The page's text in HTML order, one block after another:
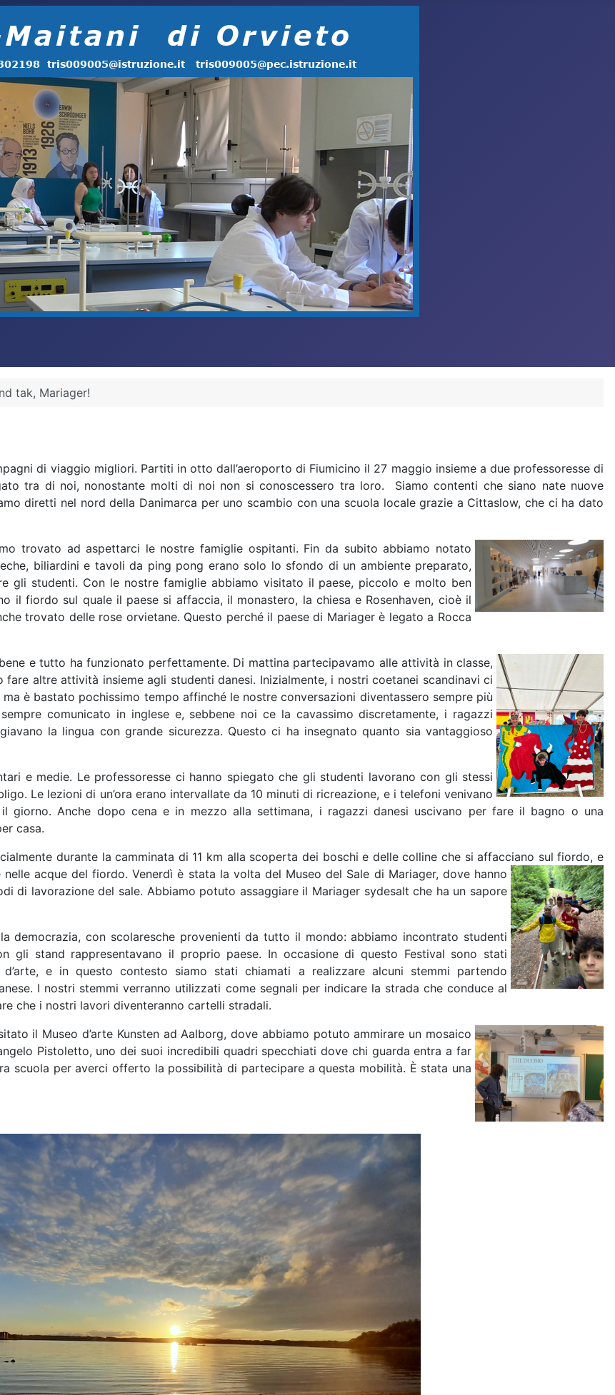
tak, Mariager!
di viaggio migliori. Partiti in otto dall’aeroporto di Fiumicino il 27 maggio insieme a due professoresse di
tra di noi, nonostante molti di noi non si conoscessero tra loro. Siamo contenti che siano nate nuove
diretti nel nord della Danimarca per uno scambio con una scuola locale grazie a Cittaslow, che ci ha dato
trovato ad aspettarci le nostre famiglie ospitanti. Fin da subito abbiamo notato
biliardini e tavoli da ping pong erano solo lo sfondo di un ambiente preparato,
gli studenti. Con le nostre famiglie abbiamo visitato il paese, piccolo e molto ben
il fiordo sul quale il paese si affaccia, il monastero, la chiesa e Rosenhaven, cioè il
trovato delle rose orvietane. Questo perché il paese di Mariager è legato a Rocca
e tutto ha funzionato perfettamente. Di mattina partecipavamo alle attività in classe,
altre attività insieme agli studenti danesi. Inizialmente, i nostri coetanei scandinavi ci
è bastato pochissimo tempo affinché le nostre conversazioni diventassero sempre più
comunicato in inglese e, sebbene noi ce la cavassimo discretamente, i ragazzi
la lingua con grande sicurezza. Questo ci ha insegnato quanto sia vantaggioso
e medie. Le professoresse ci hanno spiegato che gli studenti lavorano con gli stessi
Le lezioni di un’ora erano intervallate da 10 minuti di ricreazione, e i telefoni venivano
Anche dopo cena e in mezzo alla settimana, i ragazzi danesi uscivano per fare il bagno o una
casa.
durante la camminata di 11 km alla scoperta dei boschi e delle colline che si affacciano sul fiordo, e
acque del fiordo. Venerdì è stata la volta del Museo del Sale di Mariager, dove hanno
di lavorazione del sale. Abbiamo potuto assaggiare il Mariager sydesalt che ha un sapore
democrazia, con scolaresche provenienti da tutto il mondo: abbiamo incontrato studenti
gli stand rappresentavano il proprio paese. In occasione di questo Festival sono stati
e in questo contesto siamo stati chiamati a realizzare alcuni stemmi partendo
I nostri stemmi verranno utilizzati come segnali per indicare la strada che conduce al
che i nostri lavori diventeranno cartelli stradali.
il Museo d’arte Kunsten ad Aalborg, dove abbiamo potuto ammirare un mosaico
Pistoletto, uno dei suoi incredibili quadri specchiati dove chi guarda entra a far
scuola per averci offerto la possibilità di partecipare a questa mobilità. È stata una